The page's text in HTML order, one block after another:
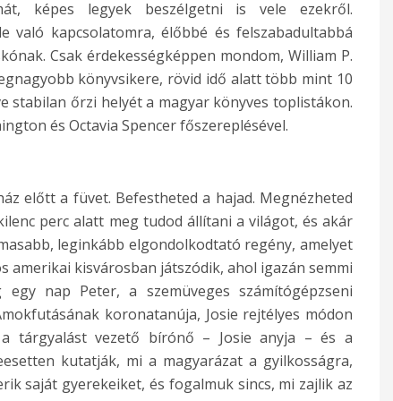
képes legyek beszélgetni is vele ezekről.
való kapcsolatomra, élőbbé és felszabadultabbá
Csak érdekességképpen mondom, William P.
könyvsikere, rövid idő alatt több mint 10
stabilan őrzi helyét a magyar könyves toplistákon.
és Octavia Spencer főszereplésével.
előtt a füvet. Befestheted a hajad. Megnézheted
perc alatt meg tudod állítani a világot, és akár
leginkább elgondolkodtató regény, amelyet
amerikai kisvárosban játszódik, ahol igazán semmi
nap Peter, a szemüveges számítógépzseni
koronatanúja, Josie rejtélyes módon
tárgyalást vezető bírónő – Josie anyja – és a
kutatják, mi a magyarázat a gyilkosságra,
saját gyerekeiket, és fogalmuk sincs, mi zajlik az